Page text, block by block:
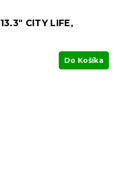
CITY LIFE,
Do Košíka